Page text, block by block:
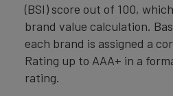
(BSI) score out of 100,
brand value calculation.
each brand is assigned a
Rating up to AAA+ in a
rating.